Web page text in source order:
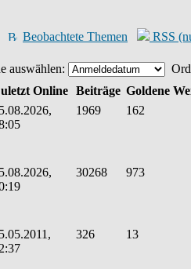
Beobachtete Themen RSS
auswählen:
Online Beiträge Goldene
1969 162
30268 973
326 13